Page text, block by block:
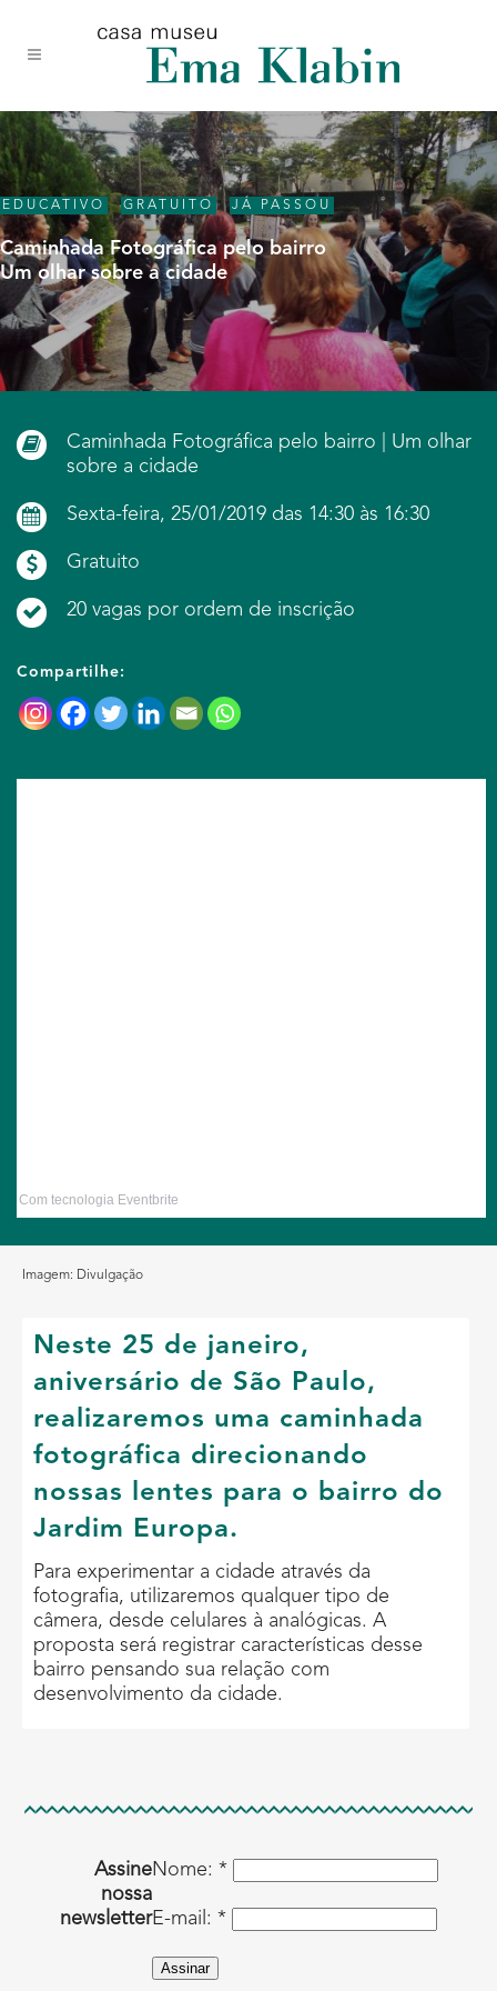
conteúdo
navegação
site
EDUCATIVO ,GRATUITO ,JÁ PASSOU
Caminhada Fotográfica pelo bairro
Um olhar sobre a cidade
Caminhada Fotográfica pelo bairro | Um olhar
sobre a cidade
Sexta-feira, 25/01/2019 das 14:30 às 16:30
Gratuito
20 vagas por ordem de inscrição
Compartilhe:
Com tecnologia Eventbrite
Imagem: Divulgação
Neste 25 de janeiro,
aniversário de São Paulo,
realizaremos uma caminhada
fotográfica direcionando
nossas lentes para o bairro do
Jardim Europa.
Para experimentar a cidade através da
fotografia, utilizaremos qualquer tipo de
câmera, desde celulares à analógicas. A
proposta será registrar características desse
bairro pensando sua relação com
desenvolvimento da cidade.
Assine
nossa
newsletter
Nome: *
E-mail: *
Assinar